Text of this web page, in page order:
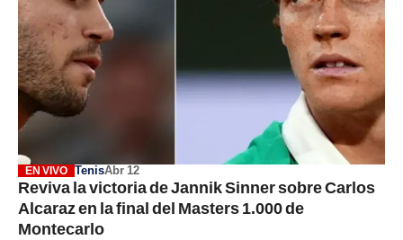
EN VIVO TenisAbr 12
Reviva la victoria de Jannik Sinner sobre Carlos
Alcaraz en la final del Masters 1.000 de
Montecarlo